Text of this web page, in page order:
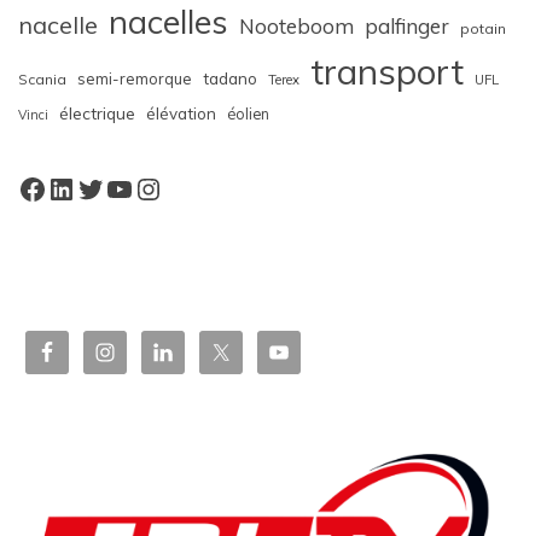
nacelle nacelles Nooteboom palfinger potain
Scania semi-remorque tadano Terex transport UFL
Vinci électrique élévation éolien
Facebook
LinkedIn
Twitter
YouTube
Instagram